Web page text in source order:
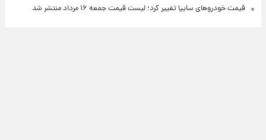
قیمت خودروهای سایپا تغییر کرد؛ لیست قیمت جمعه ۱۶ مرداد منتشر شد